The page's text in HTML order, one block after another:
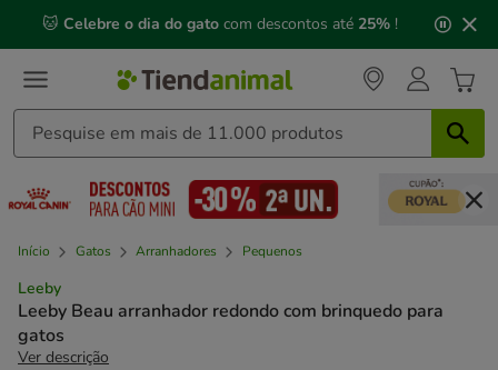
mensagem,
🐱 Celebre o dia do gato com descontos até 25% !
Início Gatos Arranhadores Pequenos
Leeby
Leeby Beau arranhador redondo com brinquedo para
gatos
Ver descrição